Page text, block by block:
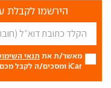
הירשמו לקבלת
מאשר/ת את תנאי
iCar ומסכים/ה לקבל מכם דברי פרסום.